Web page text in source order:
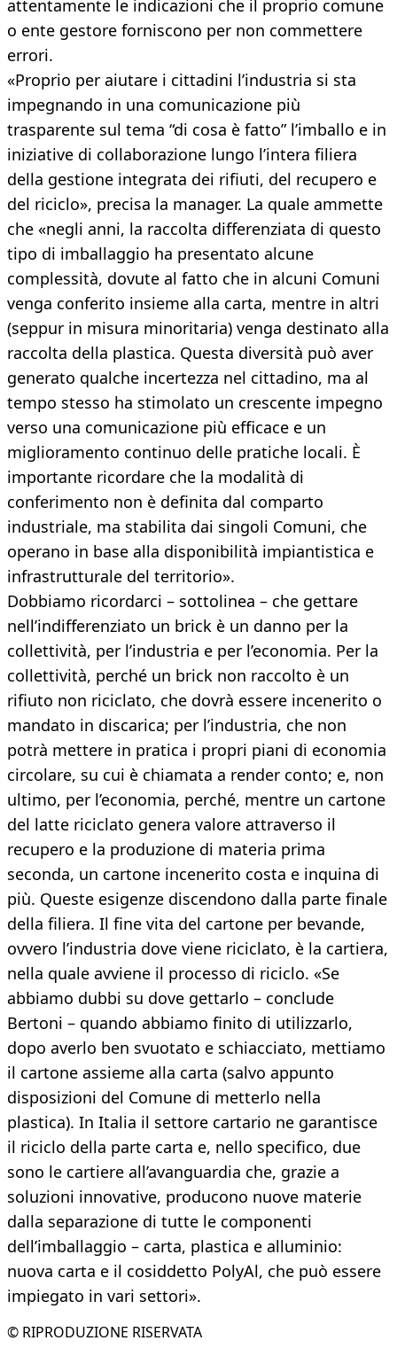
attentamente le indicazioni che il proprio comune
o ente gestore forniscono per non commettere
errori.
«Proprio per aiutare i cittadini l’industria si sta
impegnando in una comunicazione più
trasparente sul tema “di cosa è fatto” l’imballo e in
iniziative di collaborazione lungo l’intera filiera
della gestione integrata dei rifiuti, del recupero e
del riciclo», precisa la manager. La quale ammette
che «negli anni, la raccolta differenziata di questo
tipo di imballaggio ha presentato alcune
complessità, dovute al fatto che in alcuni Comuni
venga conferito insieme alla carta, mentre in altri
(seppur in misura minoritaria) venga destinato alla
raccolta della plastica. Questa diversità può aver
generato qualche incertezza nel cittadino, ma al
tempo stesso ha stimolato un crescente impegno
verso una comunicazione più efficace e un
miglioramento continuo delle pratiche locali. È
importante ricordare che la modalità di
conferimento non è definita dal comparto
industriale, ma stabilita dai singoli Comuni, che
operano in base alla disponibilità impiantistica e
infrastrutturale del territorio».
Dobbiamo ricordarci – sottolinea – che gettare
nell’indifferenziato un brick è un danno per la
collettività, per l’industria e per l’economia. Per la
collettività, perché un brick non raccolto è un
rifiuto non riciclato, che dovrà essere incenerito o
mandato in discarica; per l’industria, che non
potrà mettere in pratica i propri piani di economia
circolare, su cui è chiamata a render conto; e, non
ultimo, per l’economia, perché, mentre un cartone
del latte riciclato genera valore attraverso il
recupero e la produzione di materia prima
seconda, un cartone incenerito costa e inquina di
più. Queste esigenze discendono dalla parte finale
della filiera. Il fine vita del cartone per bevande,
ovvero l’industria dove viene riciclato, è la cartiera,
nella quale avviene il processo di riciclo. «Se
abbiamo dubbi su dove gettarlo – conclude
Bertoni – quando abbiamo finito di utilizzarlo,
dopo averlo ben svuotato e schiacciato, mettiamo
il cartone assieme alla carta (salvo appunto
disposizioni del Comune di metterlo nella
plastica). In Italia il settore cartario ne garantisce
il riciclo della parte carta e, nello specifico, due
sono le cartiere all’avanguardia che, grazie a
soluzioni innovative, producono nuove materie
dalla separazione di tutte le componenti
dell’imballaggio – carta, plastica e alluminio:
nuova carta e il cosiddetto PolyAl, che può essere
impiegato in vari settori».
© RIPRODUZIONE RISERVATA